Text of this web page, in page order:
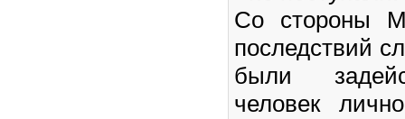
Со стороны
последствий
были
человек